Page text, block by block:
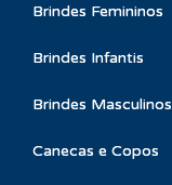
Brindes Femininos
Brindes Infantis
Brindes Masculinos
Canecas e Copos